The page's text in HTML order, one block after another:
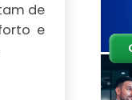
de
e